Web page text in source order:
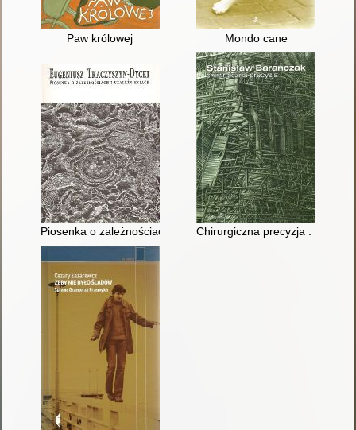
Paw królowej Mondo cane
Piosenka o zależnościach i uzależnieniachChirurgiczna precyzja : elegie i